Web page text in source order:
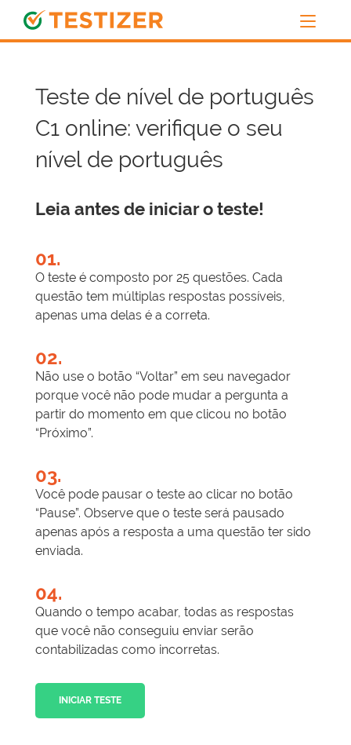
Teste de nível de português
C1 online: verifique o seu
nível de português
Leia antes de iniciar o teste!
01.
O teste é composto por 25 questões. Cada
questão tem múltiplas respostas possíveis,
apenas uma delas é a correta.
02.
Não use o botão “Voltar” em seu navegador
porque você não pode mudar a pergunta a
partir do momento em que clicou no botão
“Próximo”.
03.
Você pode pausar o teste ao clicar no botão
“Pause”. Observe que o teste será pausado
apenas após a resposta a uma questão ter sido
enviada.
04.
Quando o tempo acabar, todas as respostas
que você não conseguiu enviar serão
contabilizadas como incorretas.
INICIAR TESTE